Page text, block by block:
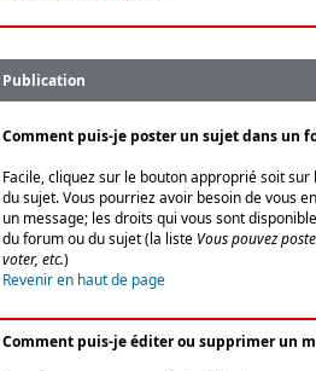
Publication
Comment puis-je poster un sujet dans un
Facile, cliquez sur le bouton approprié soit
du sujet. Vous pourriez avoir besoin de vous
un message; les droits qui vous sont
du forum ou du sujet (la liste Vous pouvez
voter, etc.)
Revenir en haut de page
Comment puis-je éditer ou supprimer un